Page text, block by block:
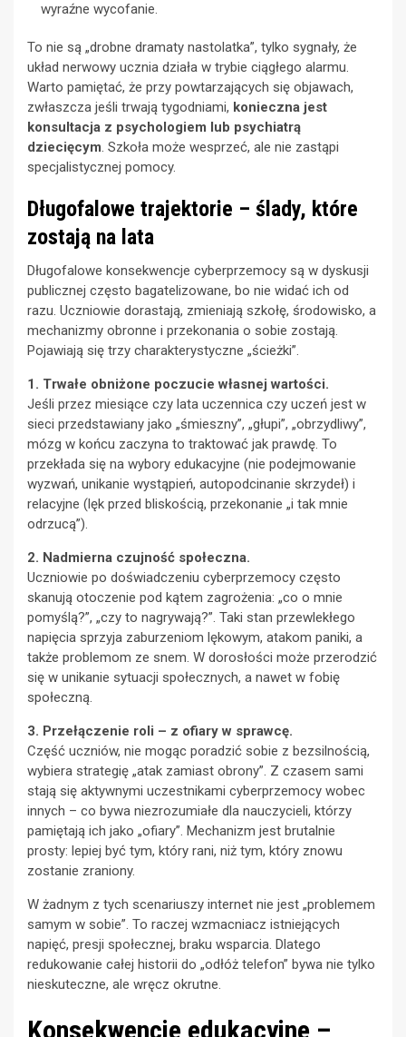
wyraźne wycofanie.
To nie są „drobne dramaty nastolatka”, tylko sygnały, że
układ nerwowy ucznia działa w trybie ciągłego alarmu.
Warto pamiętać, że przy powtarzających się objawach,
zwłaszcza jeśli trwają tygodniami, konieczna jest
konsultacja z psychologiem lub psychiatrą
dziecięcym. Szkoła może wesprzeć, ale nie zastąpi
specjalistycznej pomocy.
Długofalowe trajektorie – ślady, które
zostają na lata
Długofalowe konsekwencje cyberprzemocy są w dyskusji
publicznej często bagatelizowane, bo nie widać ich od
razu. Uczniowie dorastają, zmieniają szkołę, środowisko, a
mechanizmy obronne i przekonania o sobie zostają.
Pojawiają się trzy charakterystyczne „ścieżki”.
1. Trwałe obniżone poczucie własnej wartości.
Jeśli przez miesiące czy lata uczennica czy uczeń jest w
sieci przedstawiany jako „śmieszny”, „głupi”, „obrzydliwy”,
mózg w końcu zaczyna to traktować jak prawdę. To
przekłada się na wybory edukacyjne (nie podejmowanie
wyzwań, unikanie wystąpień, autopodcinanie skrzydeł) i
relacyjne (lęk przed bliskością, przekonanie „i tak mnie
odrzucą”).
2. Nadmierna czujność społeczna.
Uczniowie po doświadczeniu cyberprzemocy często
skanują otoczenie pod kątem zagrożenia: „co o mnie
pomyślą?”, „czy to nagrywają?”. Taki stan przewlekłego
napięcia sprzyja zaburzeniom lękowym, atakom paniki, a
także problemom ze snem. W dorosłości może przerodzić
się w unikanie sytuacji społecznych, a nawet w fobię
społeczną.
3. Przełączenie roli – z ofiary w sprawcę.
Część uczniów, nie mogąc poradzić sobie z bezsilnością,
wybiera strategię „atak zamiast obrony”. Z czasem sami
stają się aktywnymi uczestnikami cyberprzemocy wobec
innych – co bywa niezrozumiałe dla nauczycieli, którzy
pamiętają ich jako „ofiary”. Mechanizm jest brutalnie
prosty: lepiej być tym, który rani, niż tym, który znowu
zostanie zraniony.
W żadnym z tych scenariuszy internet nie jest „problemem
samym w sobie”. To raczej wzmacniacz istniejących
napięć, presji społecznej, braku wsparcia. Dlatego
redukowanie całej historii do „odłóż telefon” bywa nie tylko
nieskuteczne, ale wręcz okrutne.
Konsekwencje edukacyjne –